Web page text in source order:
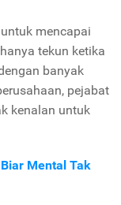
mencapai
tekun ketika
banyak
pejabat
kenalan untuk
Mental Tak